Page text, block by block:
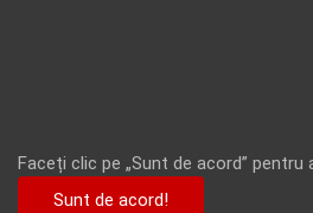
Faceți clic pe „Sunt de acord” pentru
Sunt de acord!